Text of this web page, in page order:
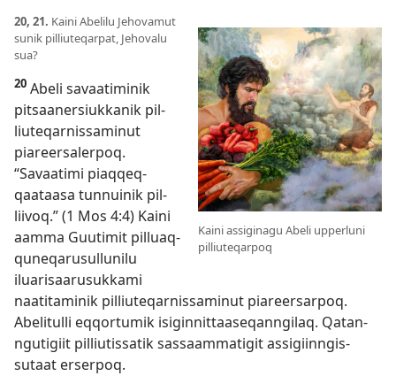
Kaini assigi­nagu Abeli up­per­luni
pil­liute­qarpoq
20, 21. Kaini Abelilu Jehovamut
sunik pil­liuteqar­pat, Jehovalu
sua?
20 Abeli savaatiminik
pitsaanersiuk­kanik pil­
liuteqar­nis­saminut
piareersaler­poq.
“Savaatimi piaq­qeq­
qaataasa tun­nuinik pil­
liivoq.” (1 Mos 4:4) Kaini
aam­ma Guutimit pil­luaq­
quneqarusul­lunilu
iluarisaarusuk­kami
naatitaminik pil­liuteqar­nis­saminut piareersar­poq.
Abelitul­li eq­qor­tumik isigin­nit­taaseqan­ngilaq. Qatan­
ngutigiit pil­liutis­satik sas­saam­matigit as­sigiin­ngis­
sutaat erser­poq.